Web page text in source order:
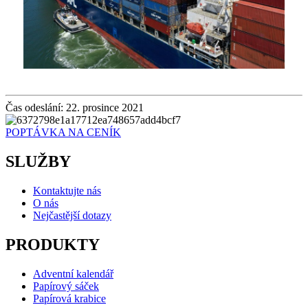
Čas odeslání: 22. prosince 2021
POPTÁVKA NA CENÍK
SLUŽBY
Kontaktujte nás
O nás
Nejčastější dotazy
PRODUKTY
Adventní kalendář
Papírový sáček
Papírová krabice